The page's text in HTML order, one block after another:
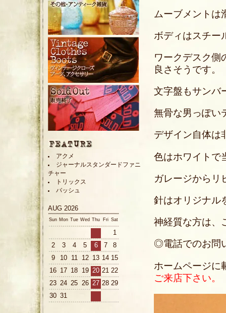
ムーブメントは
ボディはスチー
ワークデスク側
良さそうです。
文字盤もサンバ
無骨な男っぽい
デザイン自体は
色はホワイトで
ガレージからリ
針はオリジナル
神経質な方は、
◎電話でのお問
ホームページに
ご来店下さい。
アクメ
ジャーナルスタンダードファニ
チャー
トリックス
バッシュ
AUG 2026
Sun Mon Tue Wed Thu Fri Sat
1
2
3 4 5 6 7
8
9
10 11 12 13 14 15
16 17 18 19 20 21 22
23 24 25 26 27 28 29
30 31